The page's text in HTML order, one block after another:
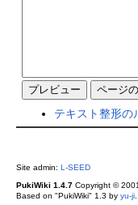
テキスト整形の
Site admin: L-SEED
PukiWiki 1.4.7Copyright ©
Based on "PukiWiki" 1.3 by yu-ji.